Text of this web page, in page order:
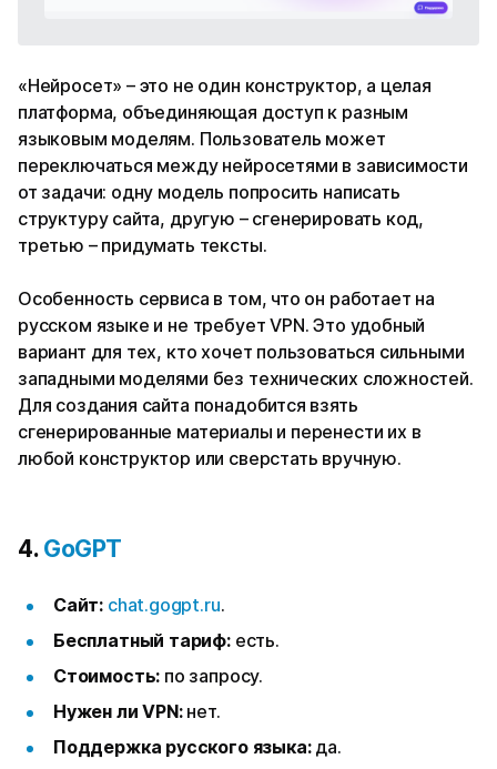
«Нейросет» – это не один конструктор, а целая
платформа, объединяющая доступ к разным
языковым моделям. Пользователь может
переключаться между нейросетями в зависимости
от задачи: одну модель попросить написать
структуру сайта, другую – сгенерировать код,
третью – придумать тексты.
Особенность сервиса в том, что он работает на
русском языке и не требует VPN. Это удобный
вариант для тех, кто хочет пользоваться сильными
западными моделями без технических сложностей.
Для создания сайта понадобится взять
сгенерированные материалы и перенести их в
любой конструктор или сверстать вручную.
4. GoGPT
Сайт: chat.gogpt.ru.
Бесплатный тариф:есть.
Стоимость: по запросу.
Нужен ли VPN: нет.
Поддержка русского языка: да.